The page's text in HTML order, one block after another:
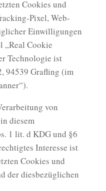
Cookies und
Pixel, Web-
Einwilligungen
„Real Cookie
Technologie ist
94539 Grafling (im
von
diesem
1 lit. d KDG und §6
Interesse ist
Cookies und
der diesbezüglichen